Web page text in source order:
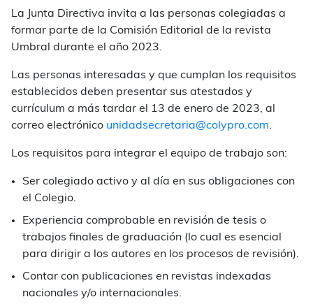
La Junta Directiva invita a las personas colegiadas a
formar parte de la Comisión Editorial de la revista
Umbral durante el año 2023.
Las personas interesadas y que cumplan los requisitos
establecidos deben presentar sus atestados y
currículum a más tardar el 13 de enero de 2023, al
correo electrónico unidadsecretaria@colypro.com.
Los requisitos para integrar el equipo de trabajo son:
Ser colegiado activo y al día en sus obligaciones con
el Colegio.
Experiencia comprobable en revisión de tesis o
trabajos finales de graduación (lo cual es esencial
para dirigir a los autores en los procesos de revisión).
Contar con publicaciones en revistas indexadas
nacionales y/o internacionales.